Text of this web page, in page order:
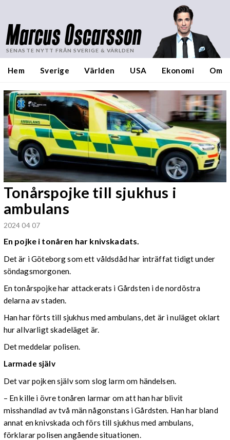
Marcus Oscarsson
SENASTE NYTT FRÅN SVERIGE & VÄRLDEN
Hem Sverige Världen USA Ekonomi Om
Tonårspojke till sjukhus i
ambulans
2024 04 07
En pojke i tonåren har knivskadats.
Det är i Göteborg som ett våldsdåd har inträffat tidigt under
söndagsmorgonen.
En tonårspojke har attackerats i Gårdsten i de nordöstra
delarna av staden.
Han har förts till sjukhus med ambulans, det är i nuläget oklart
hur allvarligt skadeläget är.
Det meddelar polisen.
Larmade själv
Det var pojken själv som slog larm om händelsen.
– En kille i övre tonåren larmar om att han har blivit
misshandlad av två män någonstans i Gårdsten. Han har bland
annat en knivskada och förs till sjukhus med ambulans,
förklarar polisen angående situationen.